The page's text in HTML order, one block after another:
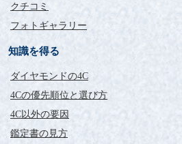
クチコミ
フォトギャラリー
知識を得る
ダイヤモンドの4C
4Cの優先順位と選び方
4C以外の要因
鑑定書の見方